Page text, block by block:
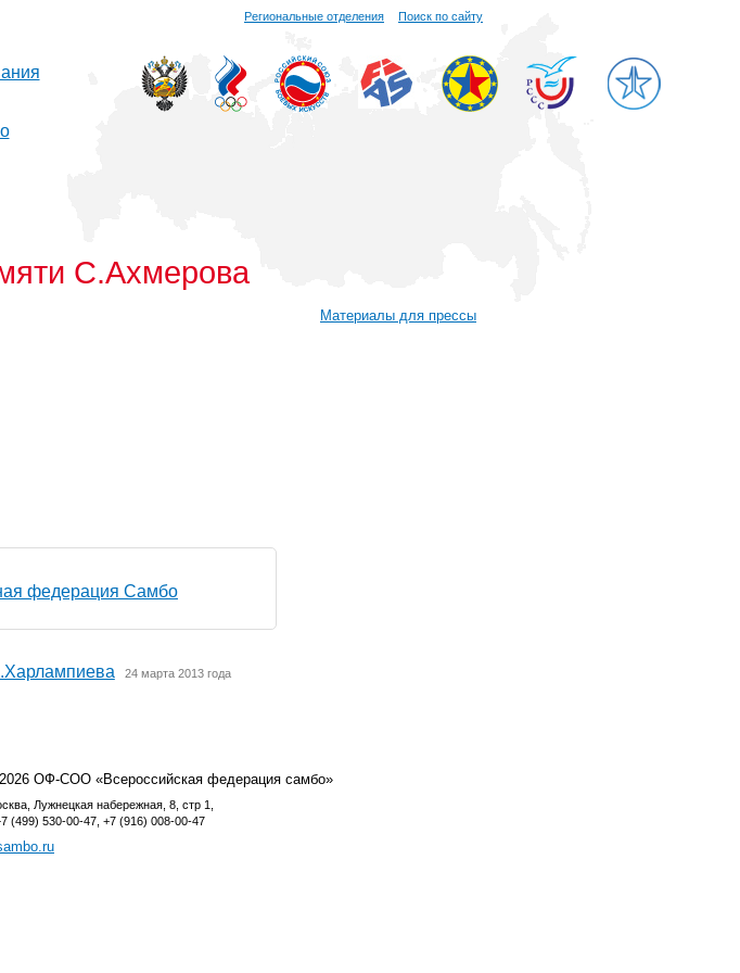
Региональные отделения Поиск по сайту
С.Ахмерова
федерация Самбо
24 марта 2013 года
Материалы для прессы
ОФ-СОО «Всероссийская федерация самбо»
Лужнецкая набережная, 8, стр 1,
(499) 530-00-47, +7 (916) 008-00-47